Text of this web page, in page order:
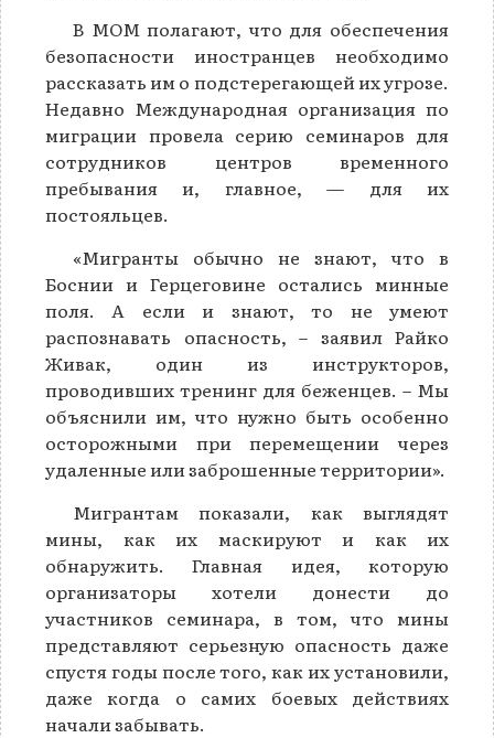
В МОМ полагают, что для обеспечения
безопасности иностранцев необходимо
рассказать им о подстерегающей их угрозе.
Недавно Международная организация по
миграции провела серию семинаров для
сотрудников центров временного
пребывания и, главное, — для их
постояльцев.
«Мигранты обычно не знают, что в
Боснии и Герцеговине остались минные
поля. А если и знают, то не умеют
распознавать опасность, – заявил Райко
Живак, один из инструкторов,
проводивших тренинг для беженцев. – Мы
объяснили им, что нужно быть особенно
осторожными при перемещении через
удаленные или заброшенные территории».
Мигрантам показали, как выглядят
мины, как их маскируют и как их
обнаружить. Главная идея, которую
организаторы хотели донести до
участников семинара, в том, что мины
представляют серьезную опасность даже
спустя годы после того, как их установили,
даже когда о самих боевых действиях
начали забывать.